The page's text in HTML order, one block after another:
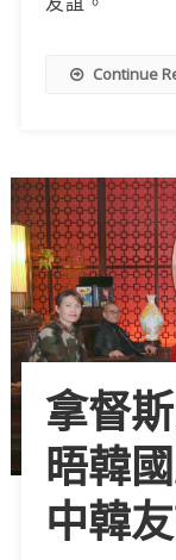
Continue
拿督
晤韓
中韓